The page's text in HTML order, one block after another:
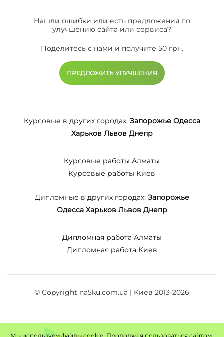
Нашли ошибки или есть предложения по
улучшению сайта или сервиса?
Поделитесь с нами и получите 50 грн.
ПРЕДЛОЖИТЬ УЛУЧШЕНИЯ
Курсовые в других городах: Запорожье Одесса
Харьков Львов Днепр
Курсовые работы Алматы
Курсовые работы Киев
Дипломные в других городах: Запорожье
Одесса Харьков Львов Днепр
Дипломная работа Алматы
Дипломная работа Киев
© Copyright na5ku.com.ua | Киев 2013-2026